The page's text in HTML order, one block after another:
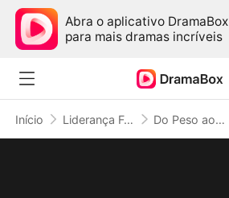
Abra o aplicativo DramaBox
para mais dramas incríveis
Início Liderança Feminina Do Peso ao Poder: Coloquei Meu Filho no Trono